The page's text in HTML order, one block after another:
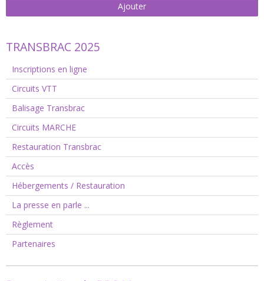
Ajouter
TRANSBRAC 2025
Inscriptions en ligne
Circuits VTT
Balisage Transbrac
Circuits MARCHE
Restauration Transbrac
Accès
Hébergements / Restauration
La presse en parle ...
Règlement
Partenaires